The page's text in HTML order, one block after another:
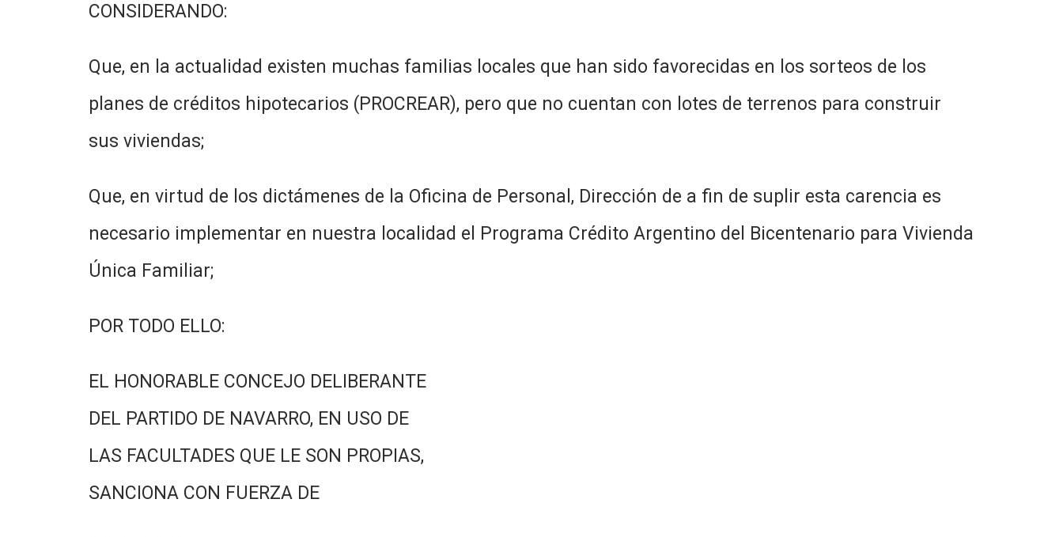
CONSIDERANDO:
Que, en la actualidad existen muchas familias locales que han sido favorecidas en los sorteos de los
planes de créditos hipotecarios (PROCREAR), pero que no cuentan con lotes de terrenos para construir
sus viviendas;
Que, en virtud de los dictámenes de la Oficina de Personal, Dirección de a fin de suplir esta carencia es
necesario implementar en nuestra localidad el Programa Crédito Argentino del Bicentenario para Vivienda
Única Familiar;
POR TODO ELLO:
EL HONORABLE CONCEJO DELIBERANTE
DEL PARTIDO DE NAVARRO, EN USO DE
LAS FACULTADES QUE LE SON PROPIAS,
SANCIONA CON FUERZA DE